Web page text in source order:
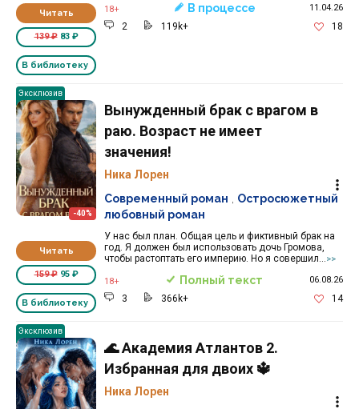
Читать
139 ₽83 ₽
В библиотеку
18+ В процессе 11.04.26
2 119k+ 18
Эксклюзив
-40%
Читать
159 ₽95 ₽
В библиотеку
Вынужденный брак с врагом в
раю. Возраст не имеет
значения!
Ника Лорен
У нас был план. Общая цель и фиктивный брак на
год. Я должен был использовать дочь Громова,
чтобы растоптать его империю. Но я совершил...
>>
Современный роман
Остросюжетный
любовный роман
18+ Полный текст 06.08.26
3 366k+ 14
Эксклюзив
🌊 Академия Атлантов 2.
Избранная для двоих 🔱
Ника Лорен